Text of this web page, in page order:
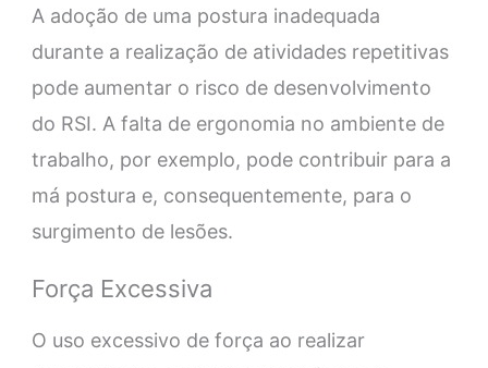
A adoção de uma postura inadequada
durante a realização de atividades repetitivas
pode aumentar o risco de desenvolvimento
do RSI. A falta de ergonomia no ambiente de
trabalho, por exemplo, pode contribuir para a
má postura e, consequentemente, para o
surgimento de lesões.
Força Excessiva
O uso excessivo de força ao realizar